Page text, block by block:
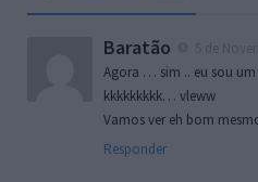
Baratão
Agora … sim .. eu sou um
kkkkkkkkk… vleww
Vamos ver eh bom
Responder